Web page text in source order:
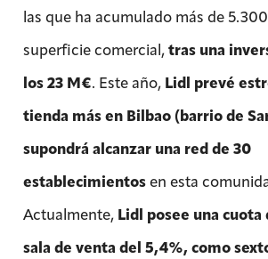
las que ha acumulado más de
superficie comercial, tras una
los 23 M€. Este año, Lidl prevé
tienda más en Bilbao (barrio de
supondrá alcanzar una red de 30
establecimientosen esta
Actualmente, Lidl posee una
sala de venta del 5,4%, como